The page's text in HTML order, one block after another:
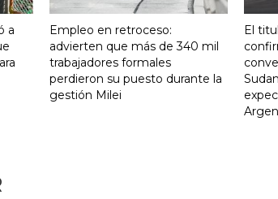
a
Empleo en retroceso:
advierten que más de 340 mil
trabajadores formales
perdieron su puesto durante la
gestión Milei
El